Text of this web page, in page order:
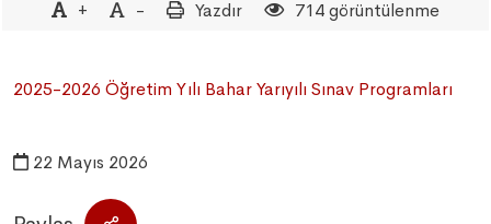
+ - Yazdır 714 görüntülenme
2025-2026 Öğretim Yılı Bahar Yarıyılı Sınav Programları
22 Mayıs 2026